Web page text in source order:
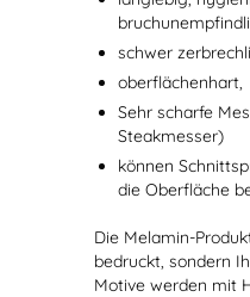
schwer
oberflächenhart,
Sehr scharfe
Steakmesser)
können
die Oberfläche
Die Melamin-
bedruckt, sondern
Motive werden mit